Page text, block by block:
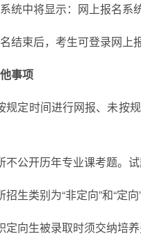
统中将显示：网上报名
结束后，考生可登录网上
事项
规定时间进行网报、未按
不公开历年专业课考题。
招生类别为“非定向”和“定
定向生被录取时须交纳培